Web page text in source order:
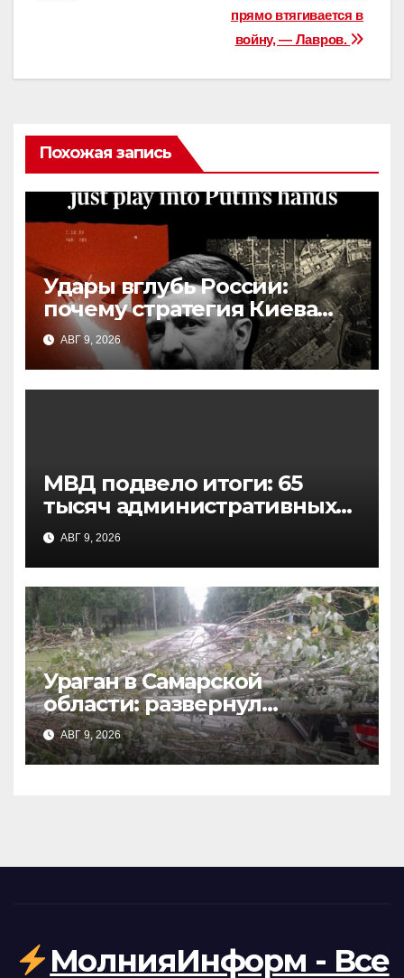
прямо втягивается в
войну, — Лавров.
Похожая запись
Удары вглубь России:
почему стратегия Киева
может дать обратный
эффект
АВГ 9, 2026
МВД подвело итоги: 65
тысяч административных
протоколов за полгода,
половина — за наркотики
АВГ 9, 2026
Ураган в Самарской
области: развернул
теплоход на Волге и сорвал
крыши домов в Тольятти
АВГ 9, 2026
МолнияИнформ - Все